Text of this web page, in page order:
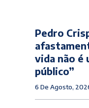
Pedro
vida não é
público”
6 De Agosto,